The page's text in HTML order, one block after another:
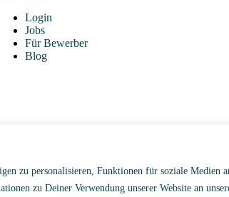
zu personalisieren, Funktionen für soziale Medien
zu Deiner Verwendung unserer Website an
Login
Jobs
Für Bewerber
Blog